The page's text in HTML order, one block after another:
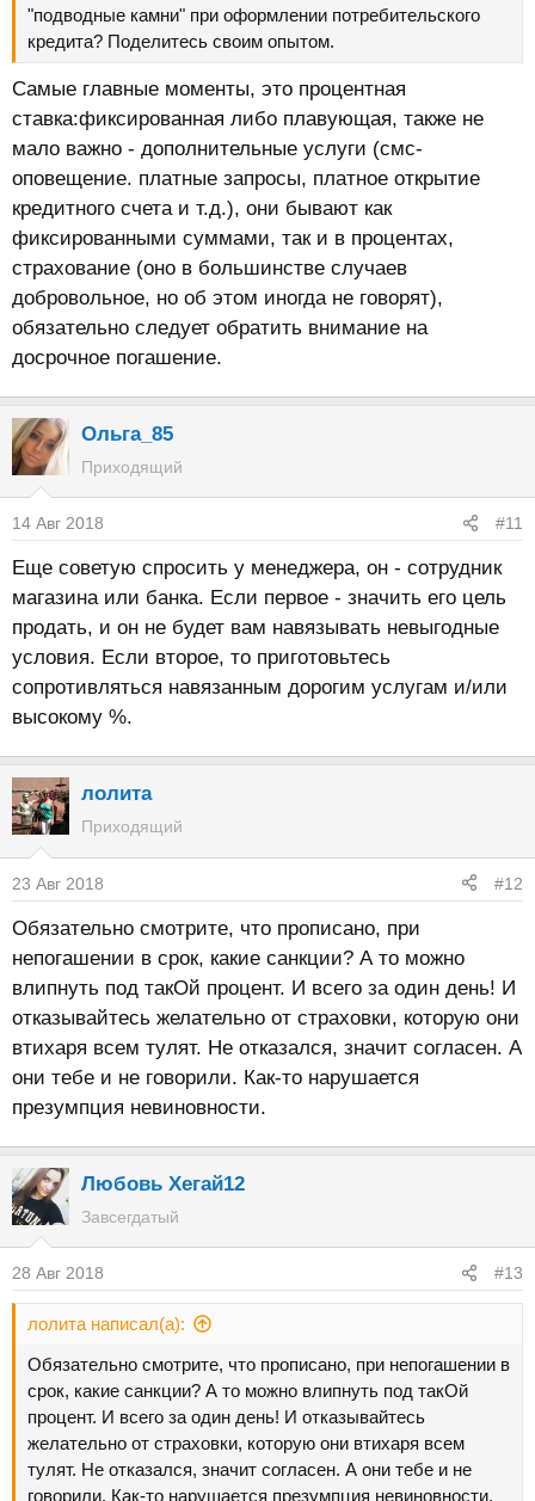
"подводные камни" при оформлении потребительского
кредита? Поделитесь своим опытом.
Самые главные моменты, это процентная
ставка:фиксированная либо плавующая, также не
мало важно - дополнительные услуги (смс-
оповещение. платные запросы, платное открытие
кредитного счета и т.д.), они бывают как
фиксированными суммами, так и в процентах,
страхование (оно в большинстве случаев
добровольное, но об этом иногда не говорят),
обязательно следует обратить внимание на
досрочное погашение.
Ольга_85
Приходящий
14 Авг 2018 #11
Еще советую спросить у менеджера, он - сотрудник
магазина или банка. Если первое - значить его цель
продать, и он не будет вам навязывать невыгодные
условия. Если второе, то приготовьтесь
сопротивляться навязанным дорогим услугам и/или
высокому %.
лолита
Приходящий
23 Авг 2018 #12
Обязательно смотрите, что прописано, при
непогашении в срок, какие санкции? А то можно
влипнуть под такОй процент. И всего за один день! И
отказывайтесь желательно от страховки, которую они
втихаря всем тулят. Не отказался, значит согласен. А
они тебе и не говорили. Как-то нарушается
презумпция невиновности.
Любовь Хегай12
Завсегдатый
28 Авг 2018 #13
лолита написал(а):
Обязательно смотрите, что прописано, при непогашении в
срок, какие санкции? А то можно влипнуть под такОй
процент. И всего за один день! И отказывайтесь
желательно от страховки, которую они втихаря всем
тулят. Не отказался, значит согласен. А они тебе и не
говорили. Как-то нарушается презумпция невиновности.